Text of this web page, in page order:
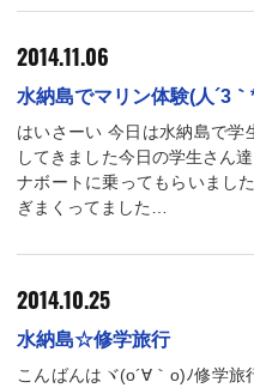
2014.11.06
水納島でマリン体験(人´3｀
はいさーい 今日は水納島で学
してきました今日の学生さん
ナボートに乗ってもらいまし
ぎまくってました…
2014.10.25
水納島☆修学旅行
こんばんはヾ(o´∀｀o)ﾉ修学